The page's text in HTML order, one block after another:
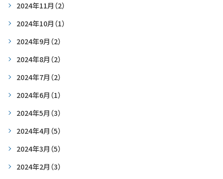
2024年11月 （2）
2024年10月 （1）
2024年9月 （2）
2024年8月 （2）
2024年7月 （2）
2024年6月 （1）
2024年5月 （3）
2024年4月 （5）
2024年3月 （5）
2024年2月 （3）